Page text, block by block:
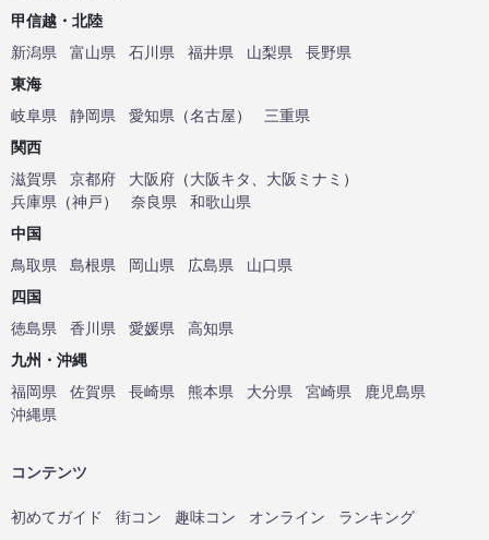
甲信越・北陸
新潟県
富山県 石川県 福井県 山梨県
長野県
東海
岐阜県
静岡県 愛知県 （名古屋）
三重県
関西
滋賀県
京都府 大阪府 （大阪キタ 大阪ミナミ ）
兵庫県 （神戸） 奈良県
和歌山県
中国
鳥取県
島根県 岡山県 広島県
山口県
四国
徳島県
香川県 愛媛県
高知県
九州・沖縄
福岡県
佐賀県 長崎県 熊本県 大分県 宮崎県
鹿児島県
沖縄県
コンテンツ
初めてガイド 街コン 趣味コン オンライン ランキング